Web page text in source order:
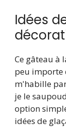
Idées
Ce gâteau à
peu importe
m'habille
je le
option
idées de